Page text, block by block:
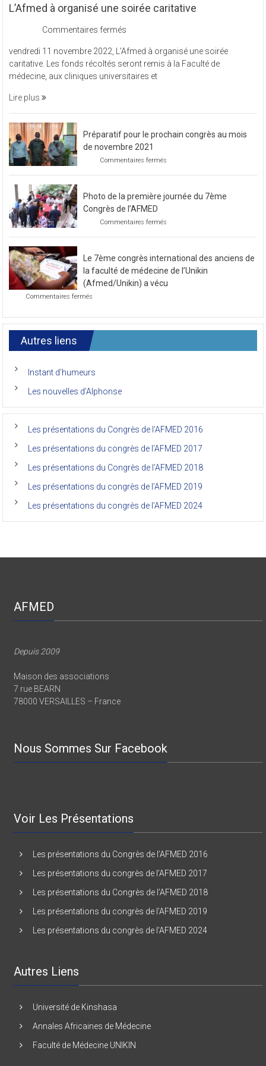
L’Afmed à organisé une soirée caritative
Commentaires fermés
à
organisé
une
vendredi 11 novembre 2022, L’Afmed à organisé une soirée
caritative. Les fonds récoltés seront remis à la Faculté de
médecine, aux cliniques universitaires et
Lire plus
Préparatif pour le prochain congrès au mois
de novembre 2021
Commentaires fermés
prochain
de
2021
Photo de la première journée du 7ème
Congrès de l’AFMED
Commentaires fermés
première
journée
7ème
l’AFMED
Le 7ème congrès international des anciens de
la faculté de médecine de l’Unikin
(Afmed/Unikin) a vécu
Commentaires fermés
congrès
international
anciens
la
de
de
(Afmed/Unikin)
vécu
Autres liens
Instant d’humeurs
Les nouvelles d’Alphonse
Les présentations du Congrès de l’AFMED 2016
Les présentations du congrès de l’AFMED 2017
Les présentations du Congrès de l’AFMED 2018
Les présentations du congrès de l’AFMED 2019
Les présentations du congrès de l’AFMED 2024
AFMED
Depuis 2009
Maison des associations
7 rue BEARN
78000 VERSAILLES – France
Nous Sommes Sur Facebook
Voir Les Présentations
Les présentations du Congrès de l’AFMED 2016
Les présentations du congrès de l’AFMED 2017
Les présentations du Congrès de l’AFMED 2018
Les présentations du congrès de l’AFMED 2019
Les présentations du congrès de l’AFMED 2024
Autres Liens
Université de Kinshasa
Annales Africaines de Médecine
Faculté de Médecine UNIKIN